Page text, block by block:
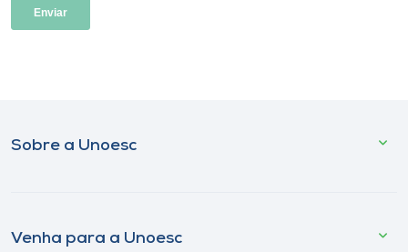
Sobre a Unoesc
Venha para a Unoesc